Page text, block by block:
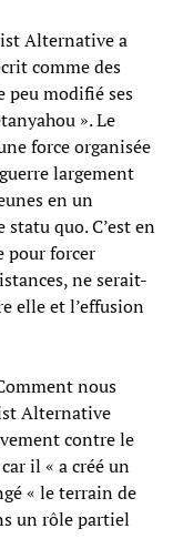
Alternative a
comme des
peu modifié ses
». Le
force organisée
largement
en un
quo. C’est en
pour forcer
ne serait-
elle et l’effusion
nous
Alternative
contre le
il « a créé un
« le terrain de
un rôle partiel